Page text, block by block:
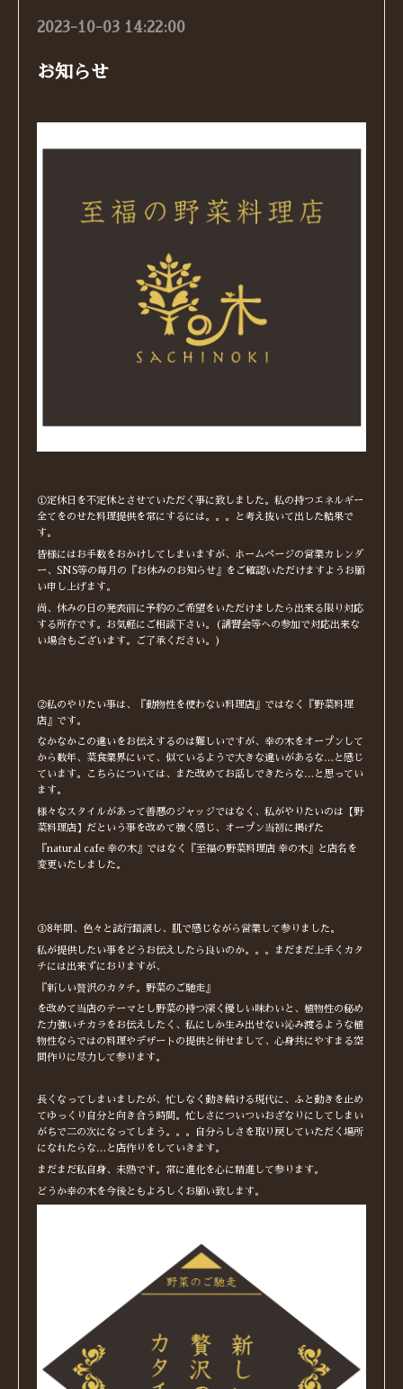
2023-10-03 14:22:00
お知らせ
①定休日を不定休とさせていただく事に致しました。私の持つエネルギー
全てをのせた料理提供を常にするには。。。と考え抜いて出した結果で
す。
皆様にはお手数をおかけしてしまいますが、ホームページの営業カレンダ
ー、SNS等の毎月の『お休みのお知らせ』をご確認いただけますようお願
い申し上げます。
尚、休みの日の発表前に予約のご希望をいただけましたら出来る限り対応
する所存です。お気軽にご相談下さい。(講習会等への参加で対応出来な
い場合もございます。ご了承ください。)
②私のやりたい事は、『動物性を使わない料理店』ではなく『野菜料理
店』です。
なかなかこの違いをお伝えするのは難しいですが、幸の木をオープンして
から数年、菜食業界にいて、似ているようで大きな違いがあるな…と感じ
ています。こちらについては、また改めてお話しできたらな…と思ってい
ます。
様々なスタイルがあって善悪のジャッジではなく、私がやりたいのは【野
菜料理店】だという事を改めて強く感じ、オープン当初に掲げた
『natural cafe 幸の木』ではなく『至福の野菜料理店 幸の木』と店名を
変更いたしました。
③8年間、色々と試行錯誤し、肌で感じながら営業して参りました。
私が提供したい事をどうお伝えしたら良いのか。。。まだまだ上手くカタ
チには出来ずにおりますが、
『新しい贅沢のカタチ。野菜のご馳走』
を改めて当店のテーマとし野菜の持つ深く優しい味わいと、植物性の秘め
た力強いチカラをお伝えしたく、私にしか生み出せない沁み渡るような植
物性ならではの料理やデザートの提供と併せまして、心身共にやすまる空
間作りに尽力して参ります。
長くなってしまいましたが、忙しなく動き続ける現代に、ふと動きを止め
てゆっくり自分と向き合う時間。忙しさについついおざなりにしてしまい
がちで二の次になってしまう。。。自分らしさを取り戻していただく場所
になれたらな…と店作りをしていきます。
まだまだ私自身、未熟です。常に進化を心に精進して参ります。
どうか幸の木を今後ともよろしくお願い致します。